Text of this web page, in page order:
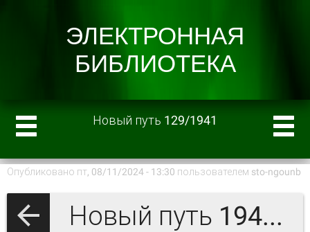
Новый путь 129/1941
Опубликовано пт, 08/11/2024 - 13:30 пользователем sto-ngounb
Новый путь 1941 г.